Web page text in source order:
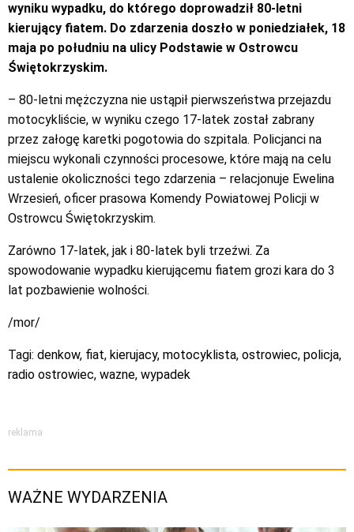
wyniku wypadku, do którego doprowadził 80-letni
kierujący fiatem. Do zdarzenia doszło w poniedziałek, 18
maja po południu na ulicy Podstawie w Ostrowcu
Świętokrzyskim.
– 80-letni mężczyzna nie ustąpił pierwszeństwa przejazdu
motocykliście, w wyniku czego 17-latek został zabrany
przez załogę karetki pogotowia do szpitala. Policjanci na
miejscu wykonali czynności procesowe, które mają na celu
ustalenie okoliczności tego zdarzenia – relacjonuje Ewelina
Wrzesień, oficer prasowa Komendy Powiatowej Policji w
Ostrowcu Świętokrzyskim.
Zarówno 17-latek, jak i 80-latek byli trzeźwi. Za
spowodowanie wypadku kierującemu fiatem grozi kara do 3
lat pozbawienie wolności.
/mor/
Tagi: denkow, fiat, kierujacy, motocyklista, ostrowiec, policja,
radio ostrowiec, wazne, wypadek
reklama
WAŻNE WYDARZENIA